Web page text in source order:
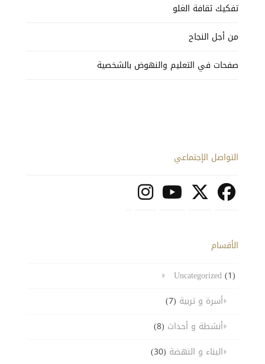
تفكيك ثقافة الغلو
من أجل النجاح
صفحات في التعليم والنهوض بالشخصية
التواصل الإجتماعي
الأقسام
Uncategorized(1)
أسرة و تربية (7)
أنشطة و أحداث (8)
البناء و النهضة (30)